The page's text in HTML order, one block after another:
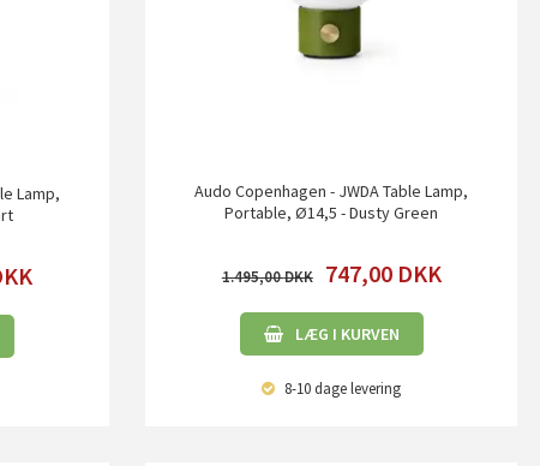
Lamp,
Audo Copenhagen - JWDA Table Lamp,
Portable, Ø14,5 - Dusty Green
1.495,00 747,00 DKK
LÆG I KURVEN
8-10 dagelevering